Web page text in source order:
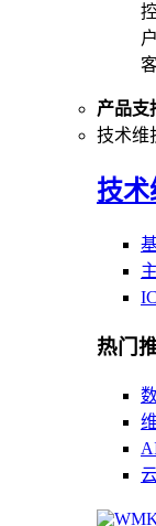
产品支
技术维
技
热门